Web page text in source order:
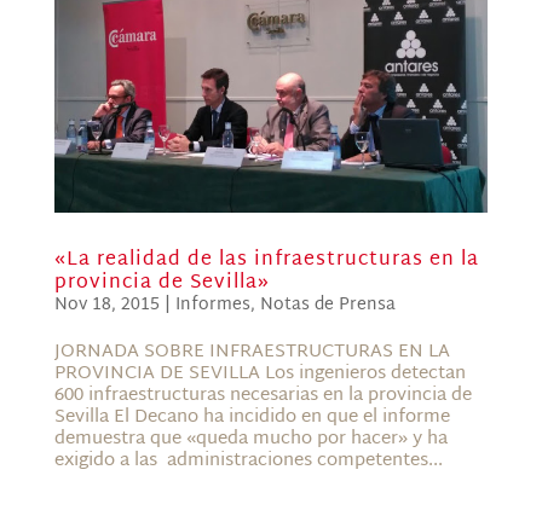
«La realidad de las infraestructuras en la
provincia de Sevilla»
Nov 18, 2015 | Informes, Notas de Prensa
JORNADA SOBRE INFRAESTRUCTURAS EN LA
PROVINCIA DE SEVILLA Los ingenieros detectan
600 infraestructuras necesarias en la provincia de
Sevilla El Decano ha incidido en que el informe
demuestra que «queda mucho por hacer» y ha
exigido a las administraciones competentes...